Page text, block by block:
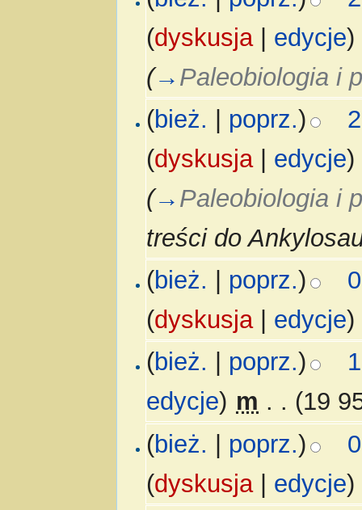
(dyskusja| edycje)
(→ Paleobiologia i
(bież. poprz.)
(dyskusja| edycje)
(→ Paleobiologia i
treści do
(bież. poprz.)
(dyskusja| edycje)
(bież. poprz.)
edycje) m . . (19
(bież. | poprz.)
(dyskusja| edycje)